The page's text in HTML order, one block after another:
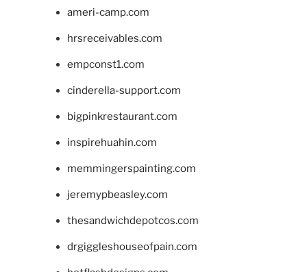
ameri-camp.com
hrsreceivables.com
empconst1.com
cinderella-support.com
bigpinkrestaurant.com
inspirehuahin.com
memmingerspainting.com
jeremypbeasley.com
thesandwichdepotcos.com
drgiggleshouseofpain.com